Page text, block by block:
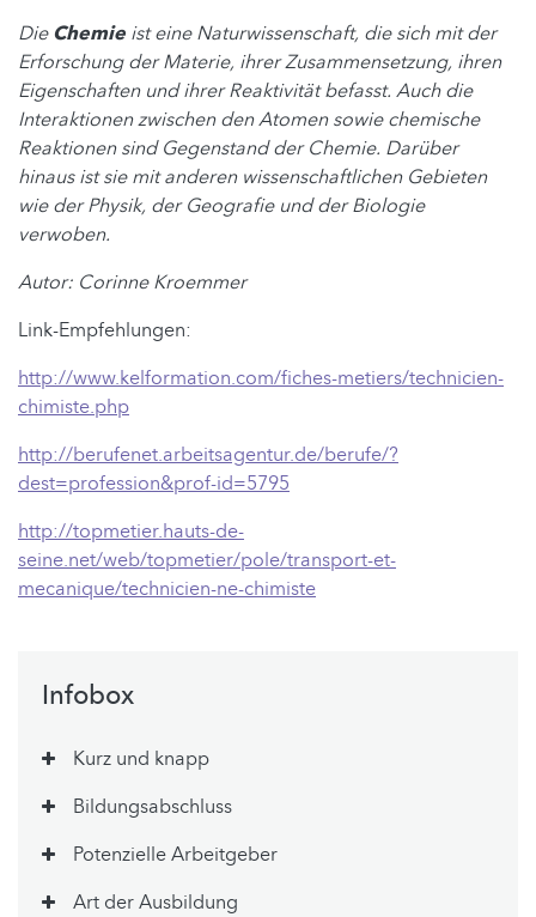
Die Chemie ist eine Naturwissenschaft, die sich mit der
Erforschung der Materie, ihrer Zusammensetzung, ihren
Eigenschaften und ihrer Reaktivität befasst. Auch die
Interaktionen zwischen den Atomen sowie chemische
Reaktionen sind Gegenstand der Chemie. Darüber
hinaus ist sie mit anderen wissenschaftlichen Gebieten
wie der Physik, der Geografie und der Biologie
verwoben.
Autor: Corinne Kroemmer
Link-Empfehlungen:
http://www.kelformation.com/fiches-metiers/technicien-
chimiste.php
http://berufenet.arbeitsagentur.de/berufe/?
dest=profession&prof-id=5795
http://topmetier.hauts-de-
seine.net/web/topmetier/pole/transport-et-
mecanique/technicien-ne-chimiste
Infobox
Kurz und knapp
Bildungsabschluss
Potenzielle Arbeitgeber
Art der Ausbildung